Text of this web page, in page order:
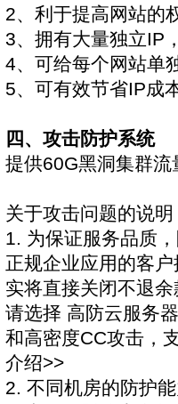
2、利于提高网站的
3、拥有大量独立IP
4、可给每个网站单
5、可有效节省IP成
四、攻击防护系统
提供60G黑洞集群流
关于攻击问题的说明
1. 为保证服务品质
正规企业应用的客
实将直接关闭不退
请选择 高防云服务
和高密度CC攻击，
介绍>>
2. 不同机房的防护